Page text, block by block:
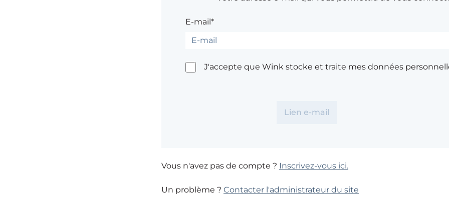
E-mail*
J'accepte que Wink stocke et traite mes données
Vous n'avez pas de compte ? Inscrivez-vous ici.
Un problème ? Contacter l'administrateur du site